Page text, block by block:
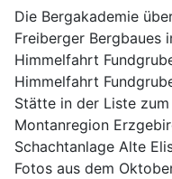
Die Bergakademie
Freiberger Bergbaues
Himmelfahrt
Himmelfahrt
Stätte in der Liste
Montanregion
Schachtanlage Alte
Fotos aus dem